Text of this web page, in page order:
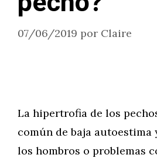
07/06/2019 por Claire
La hipertrofia de los
común de baja autoestima
los hombros o problemas